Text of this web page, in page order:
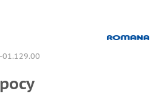
01.129.00